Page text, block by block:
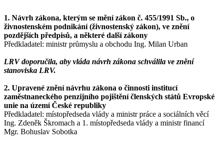
1. Návrh zákona, kterým se mění zákon č. 455/1991 Sb., o
živnostenském podnikání (živnostenský zákon), ve znění
pozdějších předpisů, a některé další zákony
Předkladatel: ministr průmyslu a obchodu Ing. Milan Urban
LRV doporučila, aby vláda návrh zákona schválila ve znění
stanoviska LRV.
2. Upravené znění návrhu zákona o činnosti institucí
zaměstnaneckého penzijního pojištění členských států Evropské
unie na území České republiky
Předkladatel: místopředseda vlády a ministr práce a sociálních věcí
Ing. Zdeněk Škromach a 1. místopředseda vlády a ministr financí
Mgr. Bohuslav Sobotka